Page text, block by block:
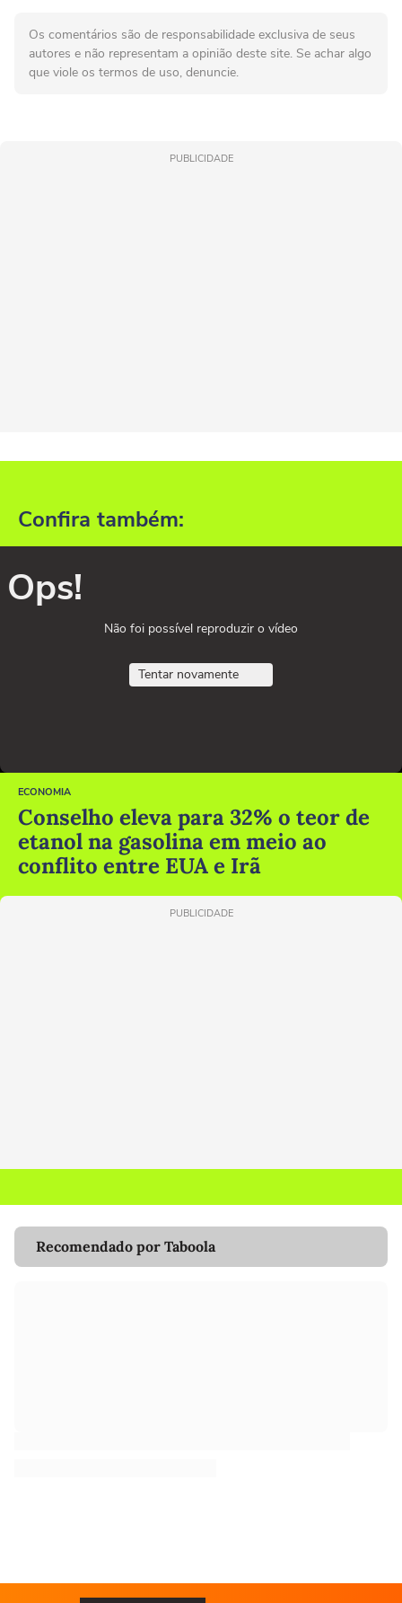
Os comentários são de responsabilidade exclusiva de seus
autores e não representam a opinião deste site. Se achar algo
que viole os termos de uso, denuncie.
PUBLICIDADE
Confira também:
Ops!
Não foi possível reproduzir o vídeo
Tentar novamente
ECONOMIA
Conselho eleva para 32% o teor de
etanol na gasolina em meio ao
conflito entre EUA e Irã
PUBLICIDADE
Recomendado por Taboola